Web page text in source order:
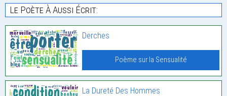
Le Poète À Aussi Écrit:
Derches
Poème sur la Sensualité
La Dureté Des Hommes